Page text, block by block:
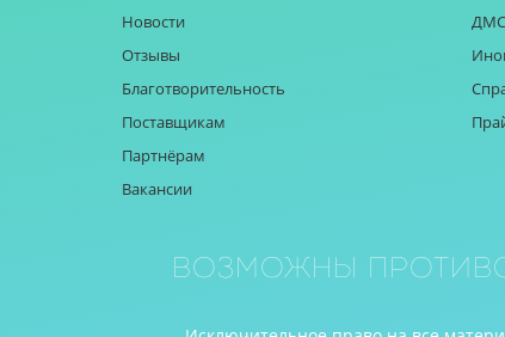
Новости
Отзывы
Благотворительность
Поставщикам
Партнёрам
Вакансии
ДМС
Возможны